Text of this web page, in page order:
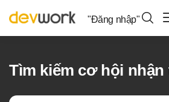
"Đăng nhập"
Tìm kiếm cơ hội